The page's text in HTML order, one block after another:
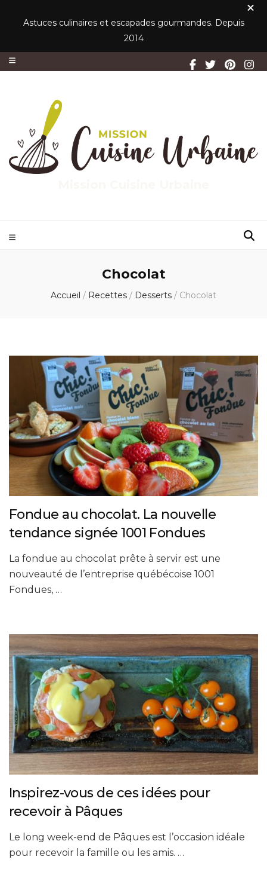
Astuces culinaires et escapades gourmandes. Depuis
2014
Chocolat
Accueil / Recettes / Desserts / Chocolat
Fondue au chocolat. La nouvelle
tendance signée 1001 Fondues
La fondue au chocolat prête à servir est une
nouveauté de l’entreprise québécoise 1001
Fondues, …
Inspirez-vous de ces idées pour
recevoir à Pâques
Le long week-end de Pâques est l’occasion idéale
pour recevoir la famille ou les amis. …